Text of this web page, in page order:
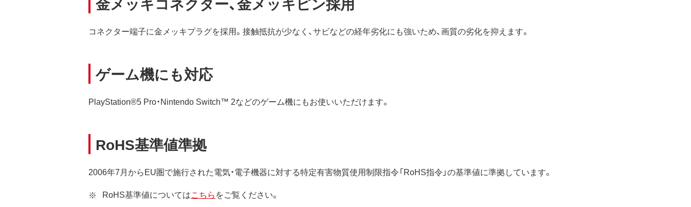
コネクター端子に金メッキプラグを採用。接触抵抗が少なく、サビなどの経年劣化にも強いため、画質の劣化を抑えます。
ゲーム機にも対応
PlayStation®5 Pro・Nintendo Switch™ 2などのゲーム機にもお使いいただけます。
RoHS基準値準拠
2006年7月からEU圏で施行された電気・電子機器に対する特定有害物質使用制限指令「RoHS指令」の基準値に準拠しています。
RoHS基準値についてはこちらをご覧ください。